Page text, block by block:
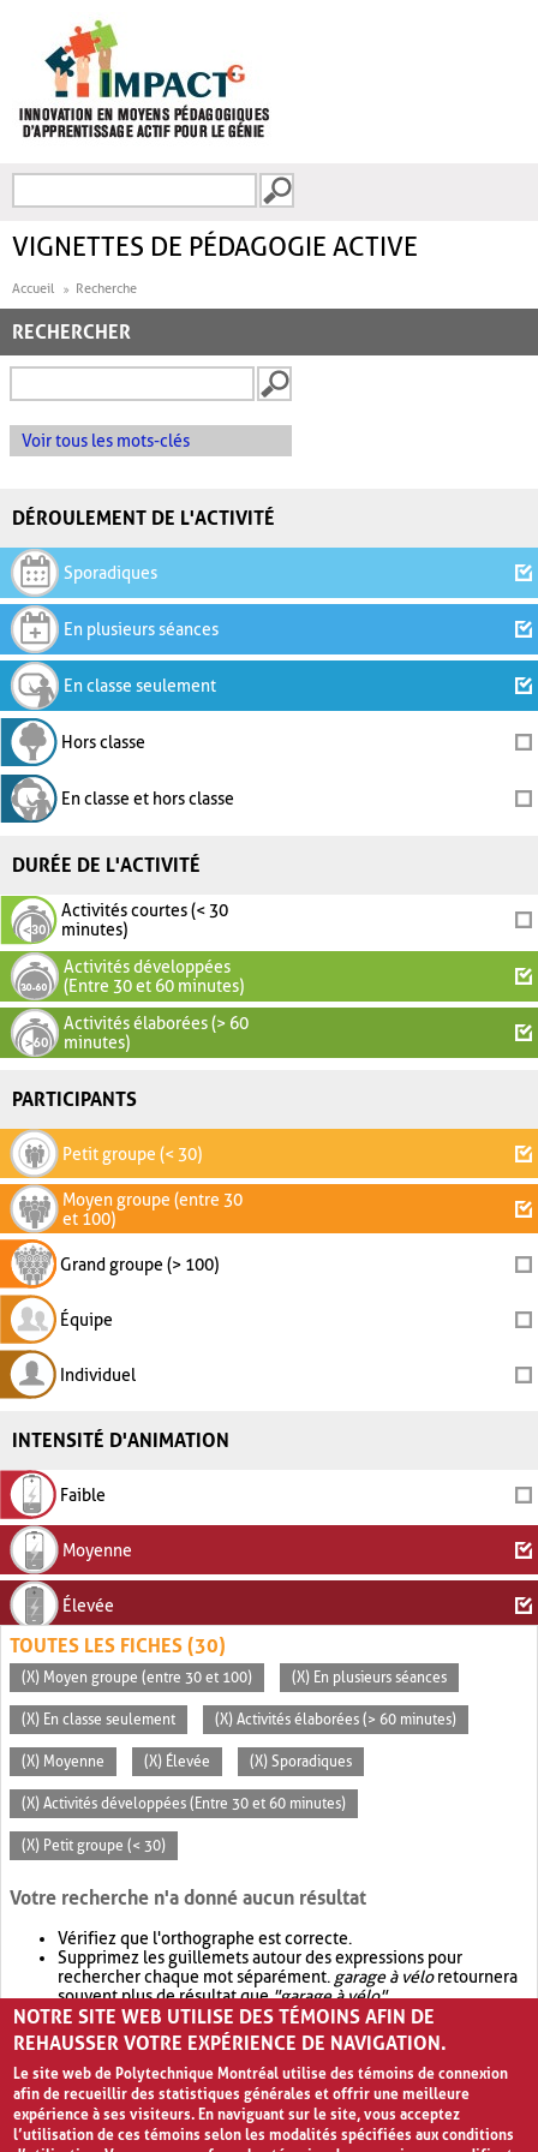
FORMULAIRE DE
VIGNETTES DE PÉDAGOGIE ACTIVE
Accueil Recherche
RECHERCHER
Voir tous les mots-clés
DÉROULEMENT DE L'ACTIVITÉ
Sporadiques
En plusieurs séances
En classe seulement
Hors classe
En classe et hors classe
DURÉE DE L'ACTIVITÉ
Activités courtes (< 30
minutes)
Activités développées
(Entre 30 et 60 minutes)
Activités élaborées (> 60
minutes)
PARTICIPANTS
Petit groupe (< 30)
Moyen groupe (entre 30
et 100)
Grand groupe (> 100)
Équipe
Individuel
INTENSITÉ D'ANIMATION
Faible
Moyenne
Élevée
TOUTES LES FICHES (30)
(X) Moyen groupe (entre 30 et 100) (X) En plusieurs séances
(X) En classe seulement (X) Activités élaborées (> 60 minutes)
(X) Moyenne (X) Élevée (X) Sporadiques
(X) Activités développées (Entre 30 et 60 minutes)
(X) Petit groupe (< 30)
Votre recherche n'a donné aucun résultat
Vérifiez que l'orthographe est correcte.
Supprimez les guillemets autour des expressions pour
rechercher chaque mot séparément. garage à véloretournera
souvent plus de résultat que"garage à vélo".
Envisagez d'élargir votre recherche avec OR.garage OR vélo
retournera souvent plus de résultat quegarage à vélo
NOTRE SITE WEB UTILISE DES TÉMOINS AFIN DE
REHAUSSER VOTRE EXPÉRIENCE DE NAVIGATION.
Le site web de Polytechnique Montréal utilise des témoins de connexion
afin de recueillir des statistiques générales et offrir une meilleure
expérience à ses visiteurs. En naviguant sur le site, vous acceptez
l’utilisation de ces témoins selon les modalités spécifiées aux conditions